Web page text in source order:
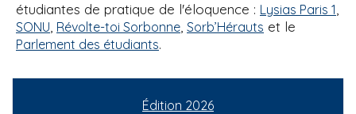
étudiantes de pratique de l'éloquence : Lysias Paris 1
SONU Révolte-toi Sorbonne Sorb’Hérauts et le
Parlement des étudiants.
Édition 2026